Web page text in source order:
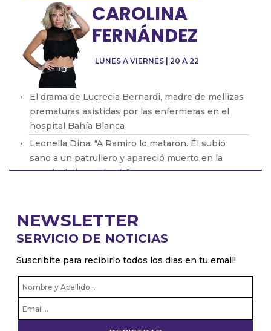
LUNES A VIERNES | 20 A 22
CAROLINA
FERNÁNDEZ
El drama de Lucrecia Bernardi, madre de mellizas
prematuras asistidas por las enfermeras en el
hospital Bahía Blanca
Leonella Dina: "A Ramiro lo mataron. Él subió
sano a un patrullero y apareció muerto en la
vereda de la comisaría"
Laura Azcurra habló sobre los incendios que
ocurren en la patagonia
Sofia Medina: “Tengo miedo, no puedo creer lo
que está pasando, somos un país vanguardia en
temas de derechos”
NEWSLETTER
SERVICIO DE NOTICIAS
Suscribite para recibirlo todos los dias en tu email!